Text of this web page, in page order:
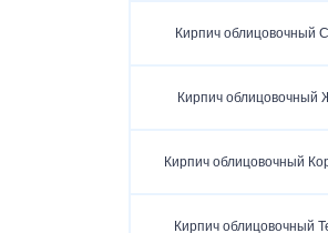
Кирпич облицовочный
Кирпич облицовочный
Кирпич облицовочный
Кирпич облицовочный